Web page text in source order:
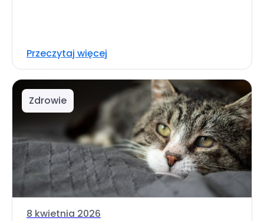
Przeczytaj więcej
Zdrowie
8 kwietnia 2026